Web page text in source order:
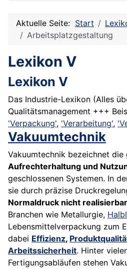
Aktuelle Seite: Start
Arbeitsplatzgestaltung
Lexikon V
Lexikon V
Das Industrie-Lexikon (Alles
Qualitätsmanagement +++
'Verpackung', 'Verarbeitung',
Vakuumtechnik
Vakuumtechnik bezeichnet die
Aufrechterhaltung und
geschlossenen Systemen. In
sie durch präzise
Normaldruck nicht
Branchen wie Metallurgie,
Lebensmittelverpackung zum
dabei Effizienz,
Arbeitssicherheit. Hinter
Fertigungsabläufen stehen